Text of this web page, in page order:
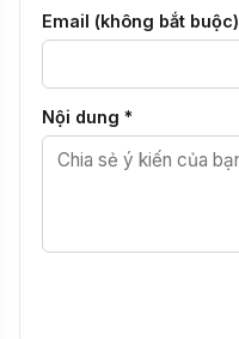
Email (không bắt buộc)
Nội dung *